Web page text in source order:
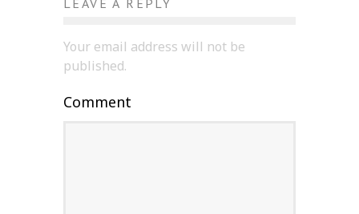
Your email address will not be
published.
Comment